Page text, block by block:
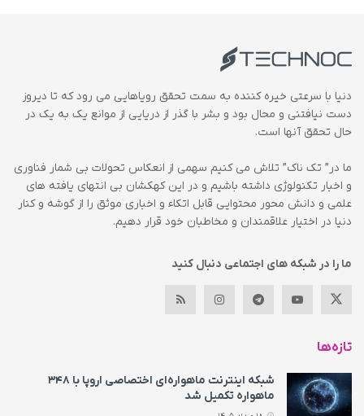
دنیا با سرعتی خیره کننده به سمت تحقق رویاهایی می رود که تا دیروز
دست نیافتنی و محال بود و بشر با گذر از دریایی از موانع یک به یک در
حال تحقق آنها است.
ما در” تک ناک” تلاش می کنیم سهمی از انعکاس تحولات بی شمار فناوری
و اخبار تکنولوژی داشته باشیم و در این کهکشان بی انتهای یافته های
علمی و دانش محور محتوایی قابل اتکاء و اخباری موثق را از گوشه و کنار
دنیا در اختیار علاقمندان و مخاطبان خود قرار دهیم.
ما را در شبکه های اجتماعی دنبال کنید
تازه‌ها
شبکه اینترنت ماهواره‌ای اختصاصی اروپا با ۳۴۸
ماهواره تکمیل شد